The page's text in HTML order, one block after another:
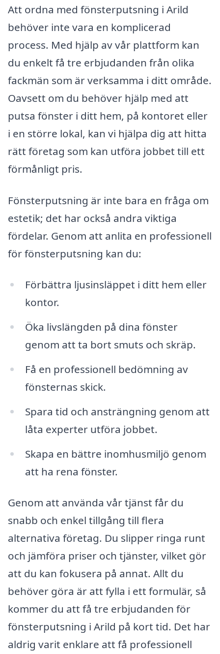
Att ordna med fönsterputsning i Arild
behöver inte vara en komplicerad
process. Med hjälp av vår plattform kan
du enkelt få tre erbjudanden från olika
fackmän som är verksamma i ditt område.
Oavsett om du behöver hjälp med att
putsa fönster i ditt hem, på kontoret eller
i en större lokal, kan vi hjälpa dig att hitta
rätt företag som kan utföra jobbet till ett
förmånligt pris.
Fönsterputsning är inte bara en fråga om
estetik; det har också andra viktiga
fördelar. Genom att anlita en professionell
för fönsterputsning kan du:
Förbättra ljusinsläppet i ditt hem eller
kontor.
Öka livslängden på dina fönster
genom att ta bort smuts och skräp.
Få en professionell bedömning av
fönsternas skick.
Spara tid och ansträngning genom att
låta experter utföra jobbet.
Skapa en bättre inomhusmiljö genom
att ha rena fönster.
Genom att använda vår tjänst får du
snabb och enkel tillgång till flera
alternativa företag. Du slipper ringa runt
och jämföra priser och tjänster, vilket gör
att du kan fokusera på annat. Allt du
behöver göra är att fylla i ett formulär, så
kommer du att få tre erbjudanden för
fönsterputsning i Arild på kort tid. Det har
aldrig varit enklare att få professionell